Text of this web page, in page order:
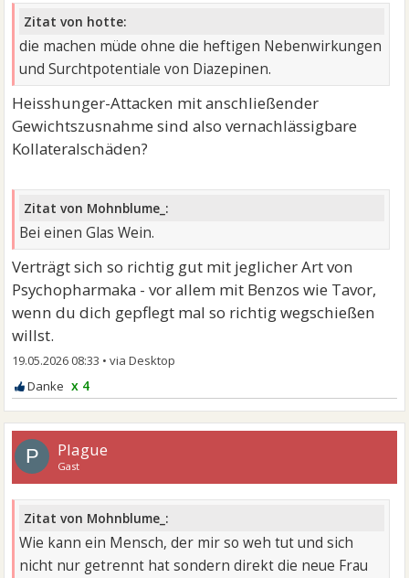
Zitat von hotte:
die machen müde ohne die heftigen Nebenwirkungen
und Surchtpotentiale von Diazepinen.
Heisshunger-Attacken mit anschließender
Gewichtszusnahme sind also vernachlässigbare
Kollateralschäden?
Zitat von Mohnblume_:
Bei einen Glas Wein.
Verträgt sich so richtig gut mit jeglicher Art von
Psychopharmaka - vor allem mit Benzos wie Tavor,
wenn du dich gepflegt mal so richtig wegschießen
willst.
19.05.2026 08:33 •
x 4
P Plague
Gast
Zitat von Mohnblume_:
Wie kann ein Mensch, der mir so weh tut und sich
nicht nur getrennt hat sondern direkt die neue Frau